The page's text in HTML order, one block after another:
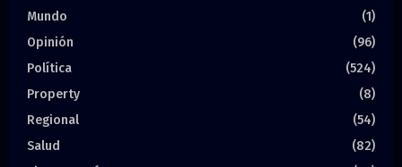
Mundo
(1)
Opinión
(96)
Política
(524)
Property
(8)
Regional
(54)
Salud
(82)